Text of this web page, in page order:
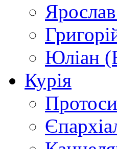
Юліан
Курія